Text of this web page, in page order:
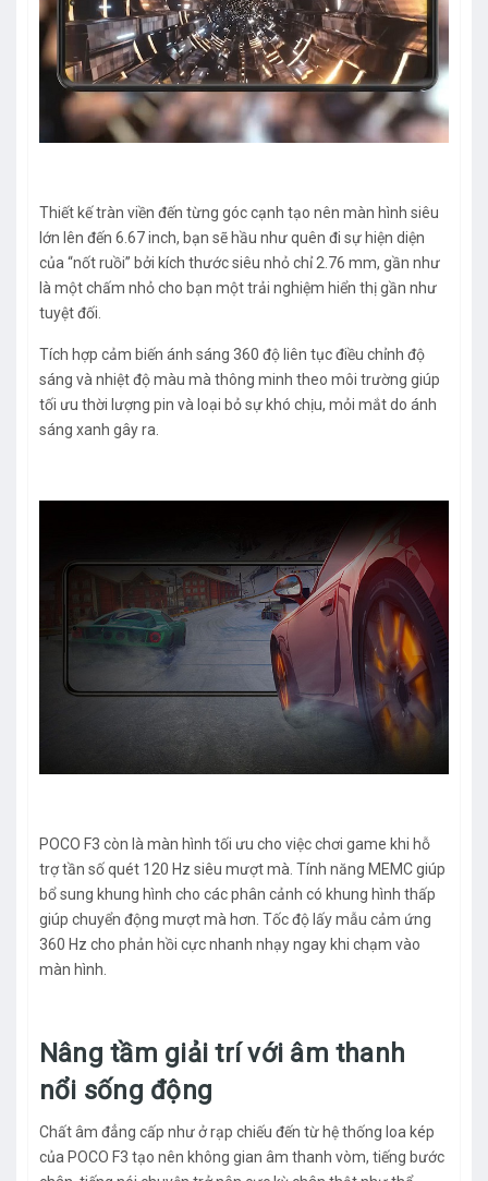
Thiết kế tràn viền đến từng góc cạnh tạo nên màn hình siêu
lớn lên đến 6.67 inch, bạn sẽ hầu như quên đi sự hiện diện
của “nốt ruồi” bởi kích thước siêu nhỏ chỉ 2.76 mm, gần như
là một chấm nhỏ cho bạn một trải nghiệm hiển thị gần như
tuyệt đối.
Tích hợp cảm biến ánh sáng 360 độ liên tục điều chỉnh độ
sáng và nhiệt độ màu mà thông minh theo môi trường giúp
tối ưu thời lượng pin và loại bỏ sự khó chịu, mỏi mắt do ánh
sáng xanh gây ra.
POCO F3 còn là màn hình tối ưu cho việc chơi game khi hỗ
trợ tần số quét 120 Hz siêu mượt mà. Tính năng MEMC giúp
bổ sung khung hình cho các phân cảnh có khung hình thấp
giúp chuyển động mượt mà hơn. Tốc độ lấy mẫu cảm ứng
360 Hz cho phản hồi cực nhanh nhạy ngay khi chạm vào
màn hình.
Nâng tầm giải trí với âm thanh
nổi sống động
Chất âm đẳng cấp như ở rạp chiếu đến từ hệ thống loa kép
của POCO F3 tạo nên không gian âm thanh vòm, tiếng bước